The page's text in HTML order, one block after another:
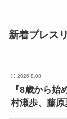
新着プレス
2026.8.08
『8歳から始
村瀬歩、藤原